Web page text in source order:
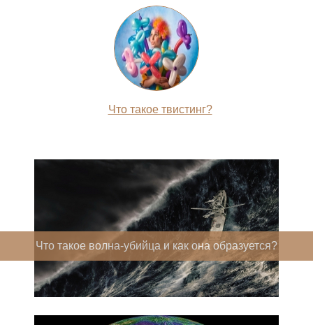
Что такое твистинг?
Что такое волна-убийца и как она образуется?